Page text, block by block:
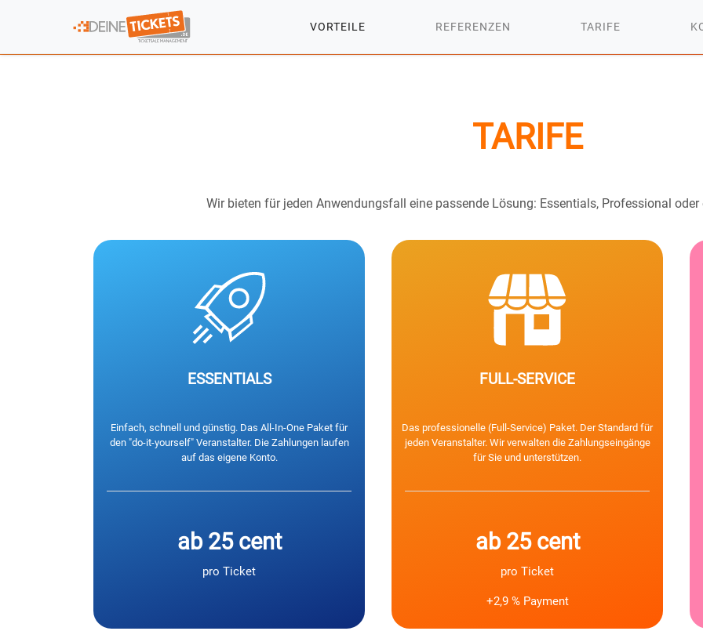
VORTEILE REFERENZEN TARIFE
TARIFE
Wir bieten für jeden Anwendungsfall eine passende Lösung: Essentials, Professional
ESSENTIALS
Einfach, schnell und günstig. Das All-In-One Paket für
den "do-it-yourself" Veranstalter. Die Zahlungen laufen
auf das eigene Konto.
ab 25 cent
pro Ticket
FULL-SERVICE
Das professionelle (Full-Service) Paket. Der Standard für
jeden Veranstalter. Wir verwalten die Zahlungseingänge
für Sie und unterstützen.
ab 25 cent
pro Ticket
+2,9 % Payment